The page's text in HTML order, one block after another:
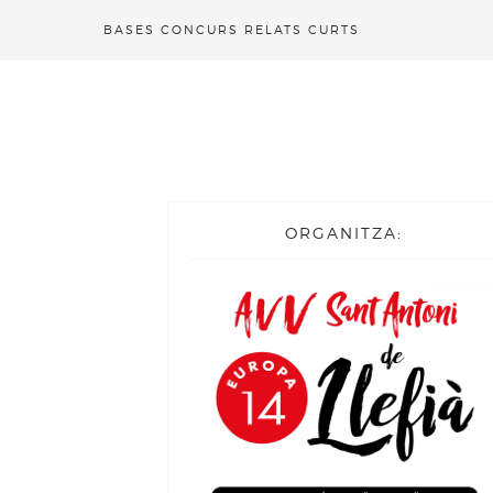
BASES CONCURS RELATS CURTS
ORGANITZA: